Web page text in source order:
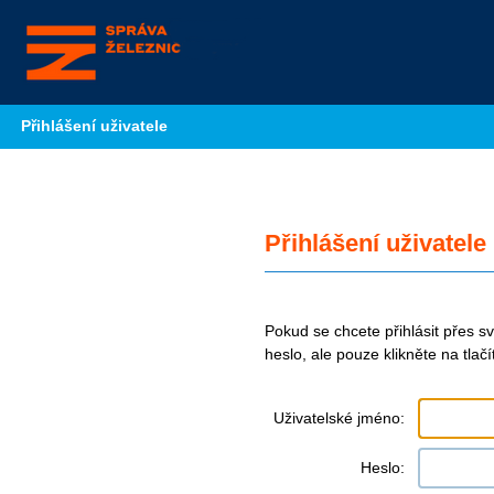
Přihlášení uživatele
Přihlášení uživatele
Pokud se chcete přihlásit přes
heslo, ale pouze klikněte na
Uživatelské jméno:
Heslo: